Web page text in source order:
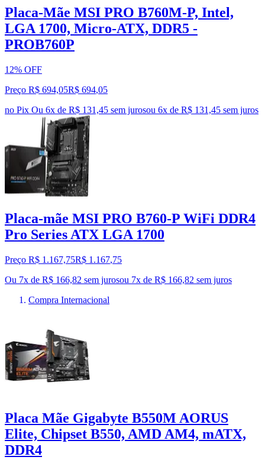
Placa-Mãe MSI PRO B760M-P, Intel,
LGA 1700, Micro-ATX, DDR5 -
PROB760P
12% OFF
Preço R$ 694,05R$ 694,05
no Pix Ou 6x de R$ 131,45 sem jurosou 6x de R$ 131,45 sem juros
Placa-mãe MSI PRO B760-P WiFi DDR4
Pro Series ATX LGA 1700
Preço R$ 1.167,75R$ 1.167,75
Ou 7x de R$ 166,82 sem jurosou 7x de R$ 166,82 sem juros
Compra Internacional
Placa Mãe Gigabyte B550M AORUS
Elite, Chipset B550, AMD AM4, mATX,
DDR4